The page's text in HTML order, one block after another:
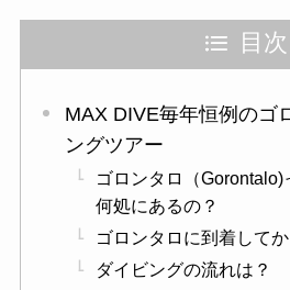
目次
MAX DIVE毎年恒例のゴ
ングツアー
ゴロンタロ（
何処にあるの？
ゴロンタロに到着して
ダイビングの流れは？